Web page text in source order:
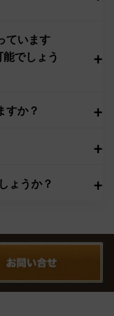
ています
でしょう
+
すか？ +
+
ょうか？ +